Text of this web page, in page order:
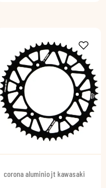
corona aluminio jt kawasaki